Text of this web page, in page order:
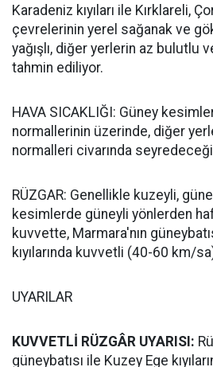
Karadeniz kıyıları ile Kırklareli,
çevrelerinin yerel sağanak ve
yağışlı, diğer yerlerin az bulutlu
tahmin ediliyor.
HAVA SICAKLIĞI: Güney
normallerinin üzerinde, diğer
normalleri civarında
RÜZGAR: Genellikle kuzeyli,
kesimlerde güneyli yönlerden
kuvvette, Marmara'nın
kıyılarında kuvvetli (40-60 km/
UYARILAR
KUVVETLİ RÜZGÂR UYARISI:
güneybatısı ile Kuzey Ege